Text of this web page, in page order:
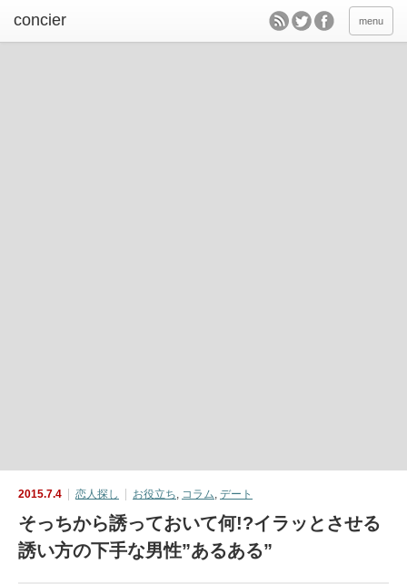
concier menu
2015.7.4 恋人探し お役立ち, コラム, デート
そっちから誘っておいて何!?イラッとさせる
誘い方の下手な男性”あるある”